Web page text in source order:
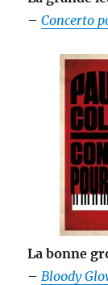
–Concerto
La bonne
– Bloody